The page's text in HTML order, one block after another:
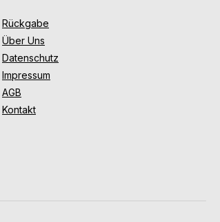
Rückgabe
Über Uns
Datenschutz
Impressum
AGB
Kontakt